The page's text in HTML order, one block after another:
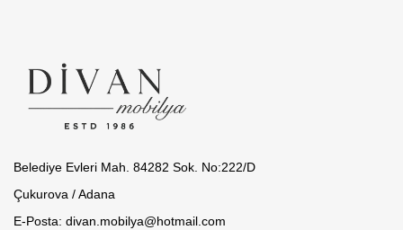
Belediye Evleri Mah. 84282 Sok. No:222/D
Çukurova / Adana
E-Posta: divan.mobilya@hotmail.com